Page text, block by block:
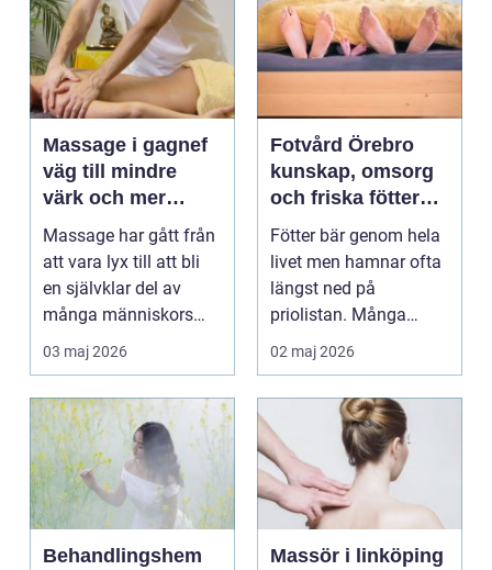
Massage i gagnef
väg till mindre
värk och mer
vardagsenergi
Massage har gått från
att vara lyx till att bli
en självklar del av
många människors
hälsa och varda...
03 maj 2026
Fotvård Örebro
kunskap, omsorg
och friska fötter
året runt
Fötter bär genom hela
livet men hamnar ofta
längst ned på
priolistan. Många
väntar tills problemen
02 maj 2026
Behandlingshem
Massör i linköping